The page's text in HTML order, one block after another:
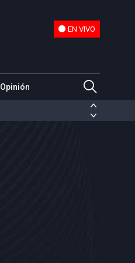
EN VIVO
Opinión